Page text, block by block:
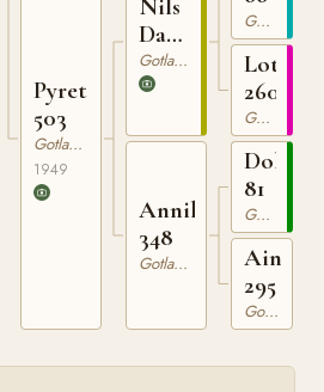
Pyret
503
Gotlandsruss
1949
Nils
Dacke
94 Gotlandsruss
Annika
348
Gotlandsruss
Gotlandsruss
Lotta
260
Gotlandsruss
81
Gotlandsruss
Aina
295
Gotlandsruss